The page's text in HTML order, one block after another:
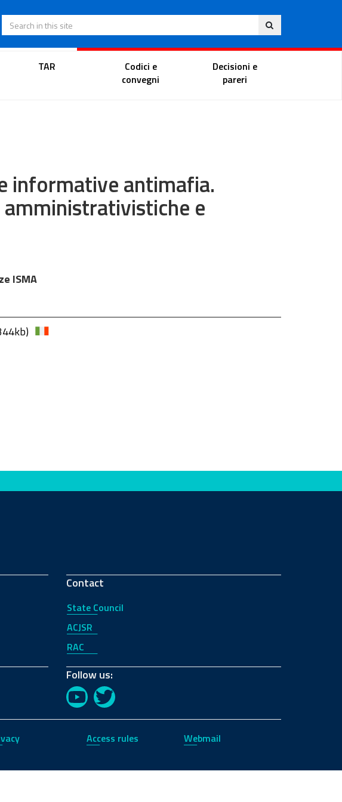
Eng
Search in this site
Magistrate Portal
TAR
Codici e
convegni
Decisioni e
pareri
informative antimafia.
e
ISMA
Contact
State Council
ACJSR
RAC
Follow us:
YouTubeTwitter
Access rules Webmail